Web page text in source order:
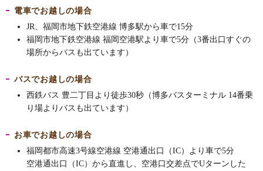
電車でお越しの場合
JR、福岡市地下鉄空港線 博多駅から車で15分
福岡市地下鉄空港線 福岡空港駅より車で5分（3番出口すぐの
場所からバスも出ています）
バスでお越しの場合
西鉄バス 豊二丁目より徒歩30秒（博多バスターミナル 14番乗
り場よりバスも出ています）
お車でお越しの場合
福岡都市高速3号線空港線 空港通出口（IC）より車で5分
空港通出口（IC）から直進し、空港口交差点でUターンした